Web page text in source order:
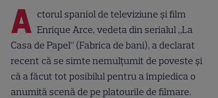
A ctorul spaniol de televiziune și film
Enrique Arce, vedeta din serialul „La
Casa de Papel” (Fabrica de bani), a declarat
recent că se simte nemulțumit de poveste și
că a făcut tot posibilul pentru a împiedica o
anumită scenă de pe platourile de filmare.